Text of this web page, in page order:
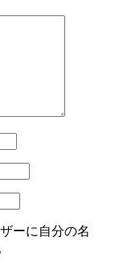
ーに自分の名